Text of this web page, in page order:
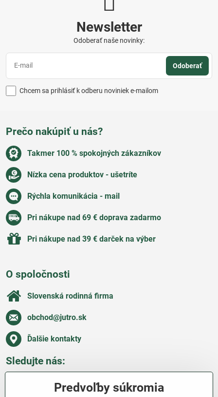
Newsletter
Odoberať naše novinky:
Odoberať
Chcem sa prihlásiť k odberu noviniek e-mailom
Prečo nakúpiť u nás?
Takmer 100 % spokojných zákazníkov
Nízka cena produktov - ušetríte
Rýchla komunikácia - mail
Pri nákupe nad 69 € doprava zadarmo
Pri nákupe nad 39 € darček na výber
O spoločnosti
Slovenská rodinná firma
obchod​@jutro​.sk
Ďalšie kontakty
Sledujte nás:
Predvoľby súkromia